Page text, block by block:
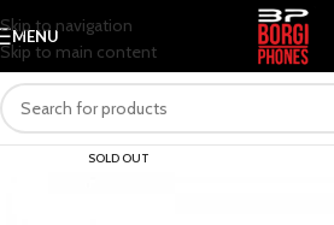
Skip to navigation
Skip to main content
MENU
SOLD OUT